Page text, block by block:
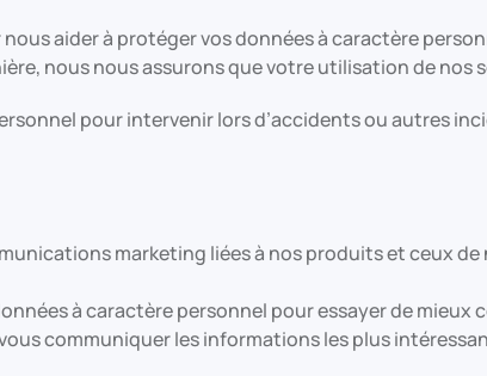
aider à protéger vos données à caractère
nous nous assurons que votre utilisation de nos
pour intervenir lors d’accidents ou autres
marketing liées à nos produits et ceux
à caractère personnel pour essayer de
communiquer les informations les plus